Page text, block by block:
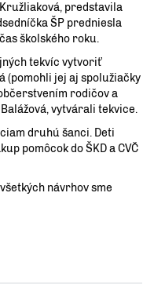
predstavila
ŠP predniesla
školského roku.
tekvíc vytvoriť
(pomohli jej aj spolužiačky
rodičov a
vytvárali tekvice.
druhú šanci. Deti
pomôcok do ŠKD a CVČ
návrhov sme